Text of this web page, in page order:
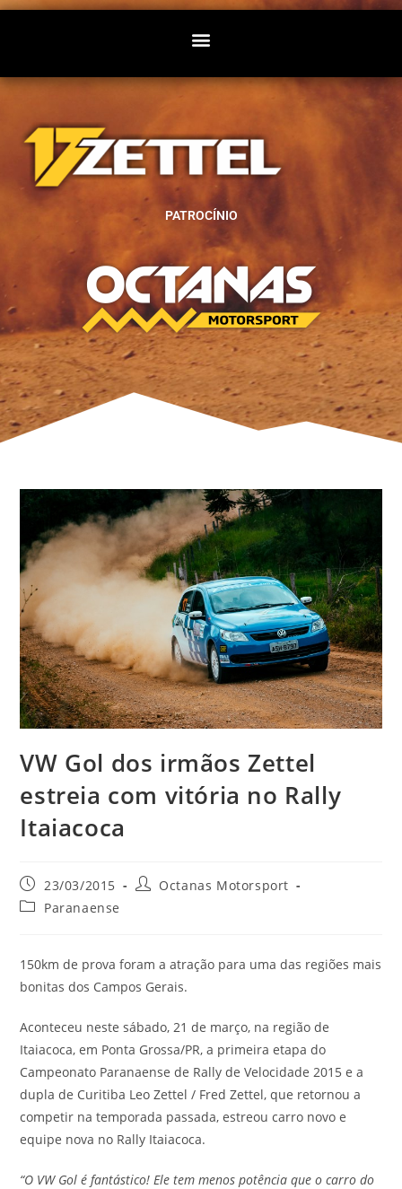
PATROCÍNIO
VW Gol dos irmãos Zettel
estreia com vitória no Rally
Itaiacoca
23/03/2015
Octanas Motorsport
Paranaense
150km de prova foram a atração para uma das regiões mais
bonitas dos Campos Gerais.
Aconteceu neste sábado, 21 de março, na região de
Itaiacoca, em Ponta Grossa/PR, a primeira etapa do
Campeonato Paranaense de Rally de Velocidade 2015 e a
dupla de Curitiba Leo Zettel / Fred Zettel, que retornou a
competir na temporada passada, estreou carro novo e
equipe nova no Rally Itaiacoca.
“O VW Gol é fantástico! Ele tem menos potência que o carro do